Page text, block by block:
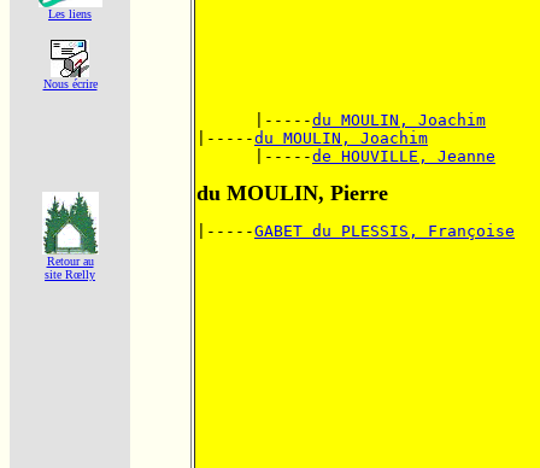
Les liens
Nous écrire
Retour au
site Rœlly
      |-----
du MOULIN, Joachim
|-----du MOULIN, Joachim
      |-----
de HOUVILLE, Jeanne
du MOULIN, Pierre
|-----GABET du PLESSIS, Françoise